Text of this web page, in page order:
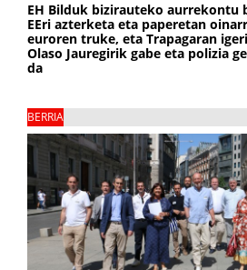
EH Bilduk bizirauteko aurrekontu
EEri azterketa eta paperetan
euroren truke, eta Trapagaran
Olaso Jauregirik gabe eta polizia
da
BERRIA